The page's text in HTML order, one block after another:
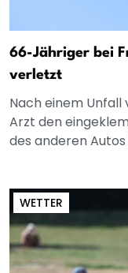
66-Jähriger bei
verletzt
Nach einem
Arzt den
des anderen
WETTER